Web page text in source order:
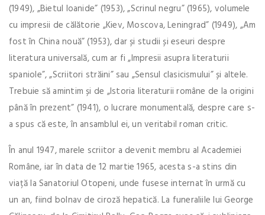
(1949), „Bietul Ioanide” (1953), „Scrinul negru” (1965), volumele
cu impresii de călătorie „Kiev, Moscova, Leningrad” (1949), „Am
fost în China nouă” (1953), dar și studii și eseuri despre
literatura universală, cum ar fi „Impresii asupra literaturii
spaniole”, „Scriitori străini” sau „Sensul clasicismului” și altele.
Trebuie să amintim și de „Istoria literaturii române de la origini
până în prezent” (1941), o lucrare monumentală, despre care s-
a spus că este, în ansamblul ei, un veritabil roman critic.
În anul 1947, marele scriitor a devenit membru al Academiei
Române, iar în data de 12 martie 1965, acesta s-a stins din
viață la Sanatoriul Otopeni, unde fusese internat în urmă cu
un an, fiind bolnav de ciroză hepatică. La funeraliile lui George